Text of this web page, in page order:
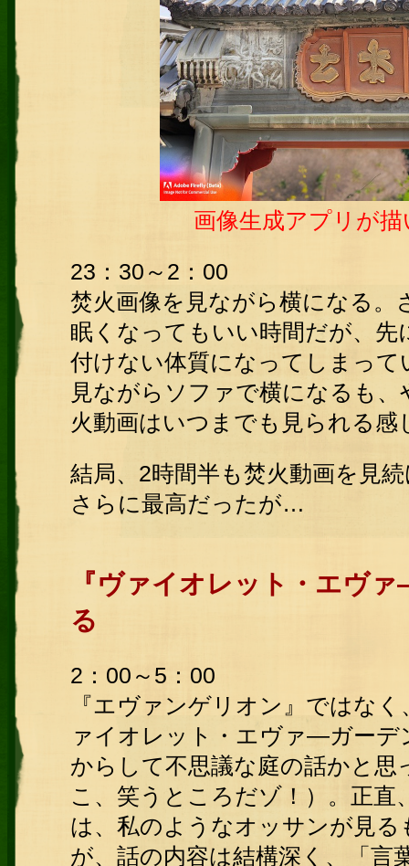
画像生成アプリが
23：30～2：00
焚火画像を見ながら横になる
眠くなってもいい時間だが、
付けない体質になってしまっ
見ながらソファで横になるも
火動画はいつまでも見られる感
結局、2時間半も焚火動画を見
さらに最高だったが…
『ヴァイオレット・エヴ
る
2：00～5：00
『エヴァンゲリオン』ではな
ァイオレット・エヴァ―ガーデ
からして不思議な庭の話かと
こ、笑うところだゾ！）。正
は、私のようなオッサンが見
が、話の内容は結構深く、「言